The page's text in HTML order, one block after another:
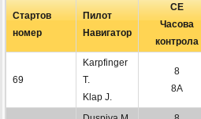
Стартов
номер
Пилот
Навигатор
СЕ
Часова
контрола
69
Karpfinger
T.
Klap J.
8
8A